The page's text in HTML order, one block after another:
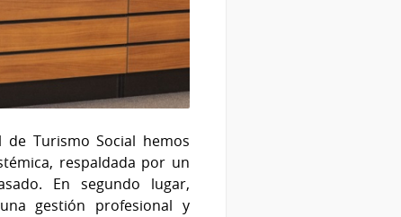
Turismo Social hemos
respaldada por un
En segundo lugar,
gestión profesional y